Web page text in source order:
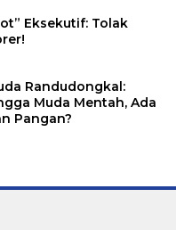
Eksekutif: Tolak
Randudongkal:
Muda Mentah, Ada
Pangan?